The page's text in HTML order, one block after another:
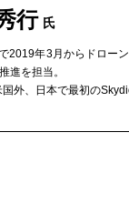
行 氏
2019年3月からドロー
進を担当。
外、日本で最初の